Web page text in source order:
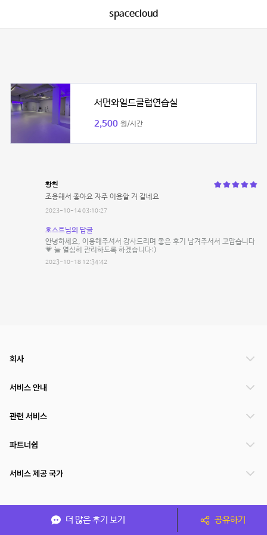
spacecloud
서면와일드클럽연습실
2,500 원/시간
황현
조용해서 좋아요 자주 이용할 거 같네요
2023-10-14 03:10:27
호스트님의 답글
안녕하세요, 이용해주셔서 감사드리며 좋은 후기 남겨주서서 고맙습니다
💗 늘 열심히 관리하도록 하겠습니다:)
2023-10-18 12:34:42
더 많은 후기 보기 공유하기
회사
서비스 안내
관련 서비스
파트너쉽
서비스 제공 국가
(주)NSPACE 사업자정보